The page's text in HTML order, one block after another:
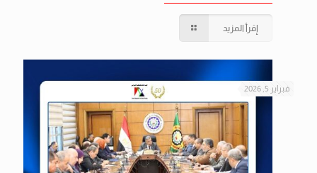
إقرأ المزيد
فبراير 5, 2026